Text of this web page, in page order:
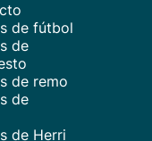
de fútbol
de
de remo
de
de Herri